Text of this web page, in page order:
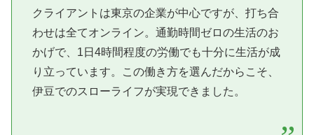
クライアントは東京の企業が中心ですが、打ち合
わせは全てオンライン。通勤時間ゼロの生活のお
かげで、1日4時間程度の労働でも十分に生活が成
り立っています。この働き方を選んだからこそ、
伊豆でのスローライフが実現できました。